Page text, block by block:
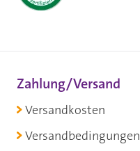
Zahlung/Versand
Versandkosten
Versandbedingungen